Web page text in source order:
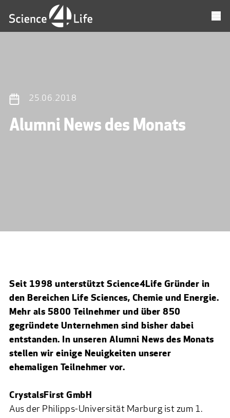
25.06.2018
Alumni News des Monats
Seit 1998 unterstützt Science4Life Gründer in
den Bereichen Life Sciences, Chemie und Energie.
Mehr als 5800 Teilnehmer und über 850
gegründete Unternehmen sind bisher dabei
entstanden. In unseren Alumni News des Monats
stellen wir einige Neuigkeiten unserer
ehemaligen Teilnehmer vor.
CrystalsFirst GmbH
Aus der Philipps-Universität Marburg ist zum 1.